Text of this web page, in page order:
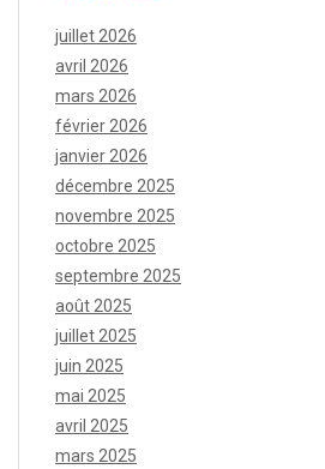
juillet 2026
avril 2026
mars 2026
février 2026
janvier 2026
décembre 2025
novembre 2025
octobre 2025
septembre 2025
août 2025
juillet 2025
juin 2025
mai 2025
avril 2025
mars 2025